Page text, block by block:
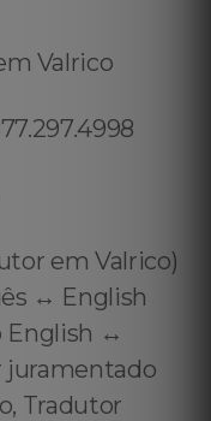
Valrico
em Valrico)
↔️ English
English ↔️
juramentado
Tradutor